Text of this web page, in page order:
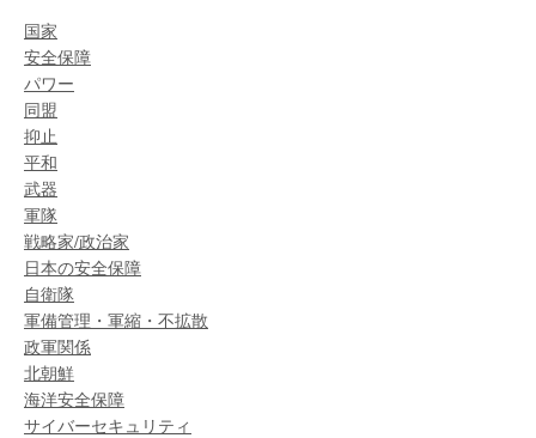
国家
安全保障
パワー
同盟
抑止
平和
武器
軍隊
戦略家/政治家
日本の安全保障
自衛隊
軍備管理・軍縮・不拡散
政軍関係
北朝鮮
海洋安全保障
サイバーセキュリティ